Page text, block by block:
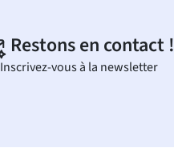
Restons en contact !
Inscrivez-vous à la newsletter